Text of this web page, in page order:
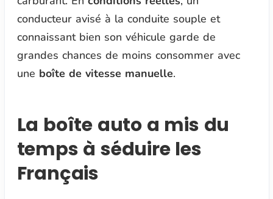
conducteur avisé à la conduite souple et
connaissant bien son véhicule garde de
grandes chances de moins consommer avec
une boîte de vitesse manuelle.
La boîte auto a mis du
temps à séduire les
Français